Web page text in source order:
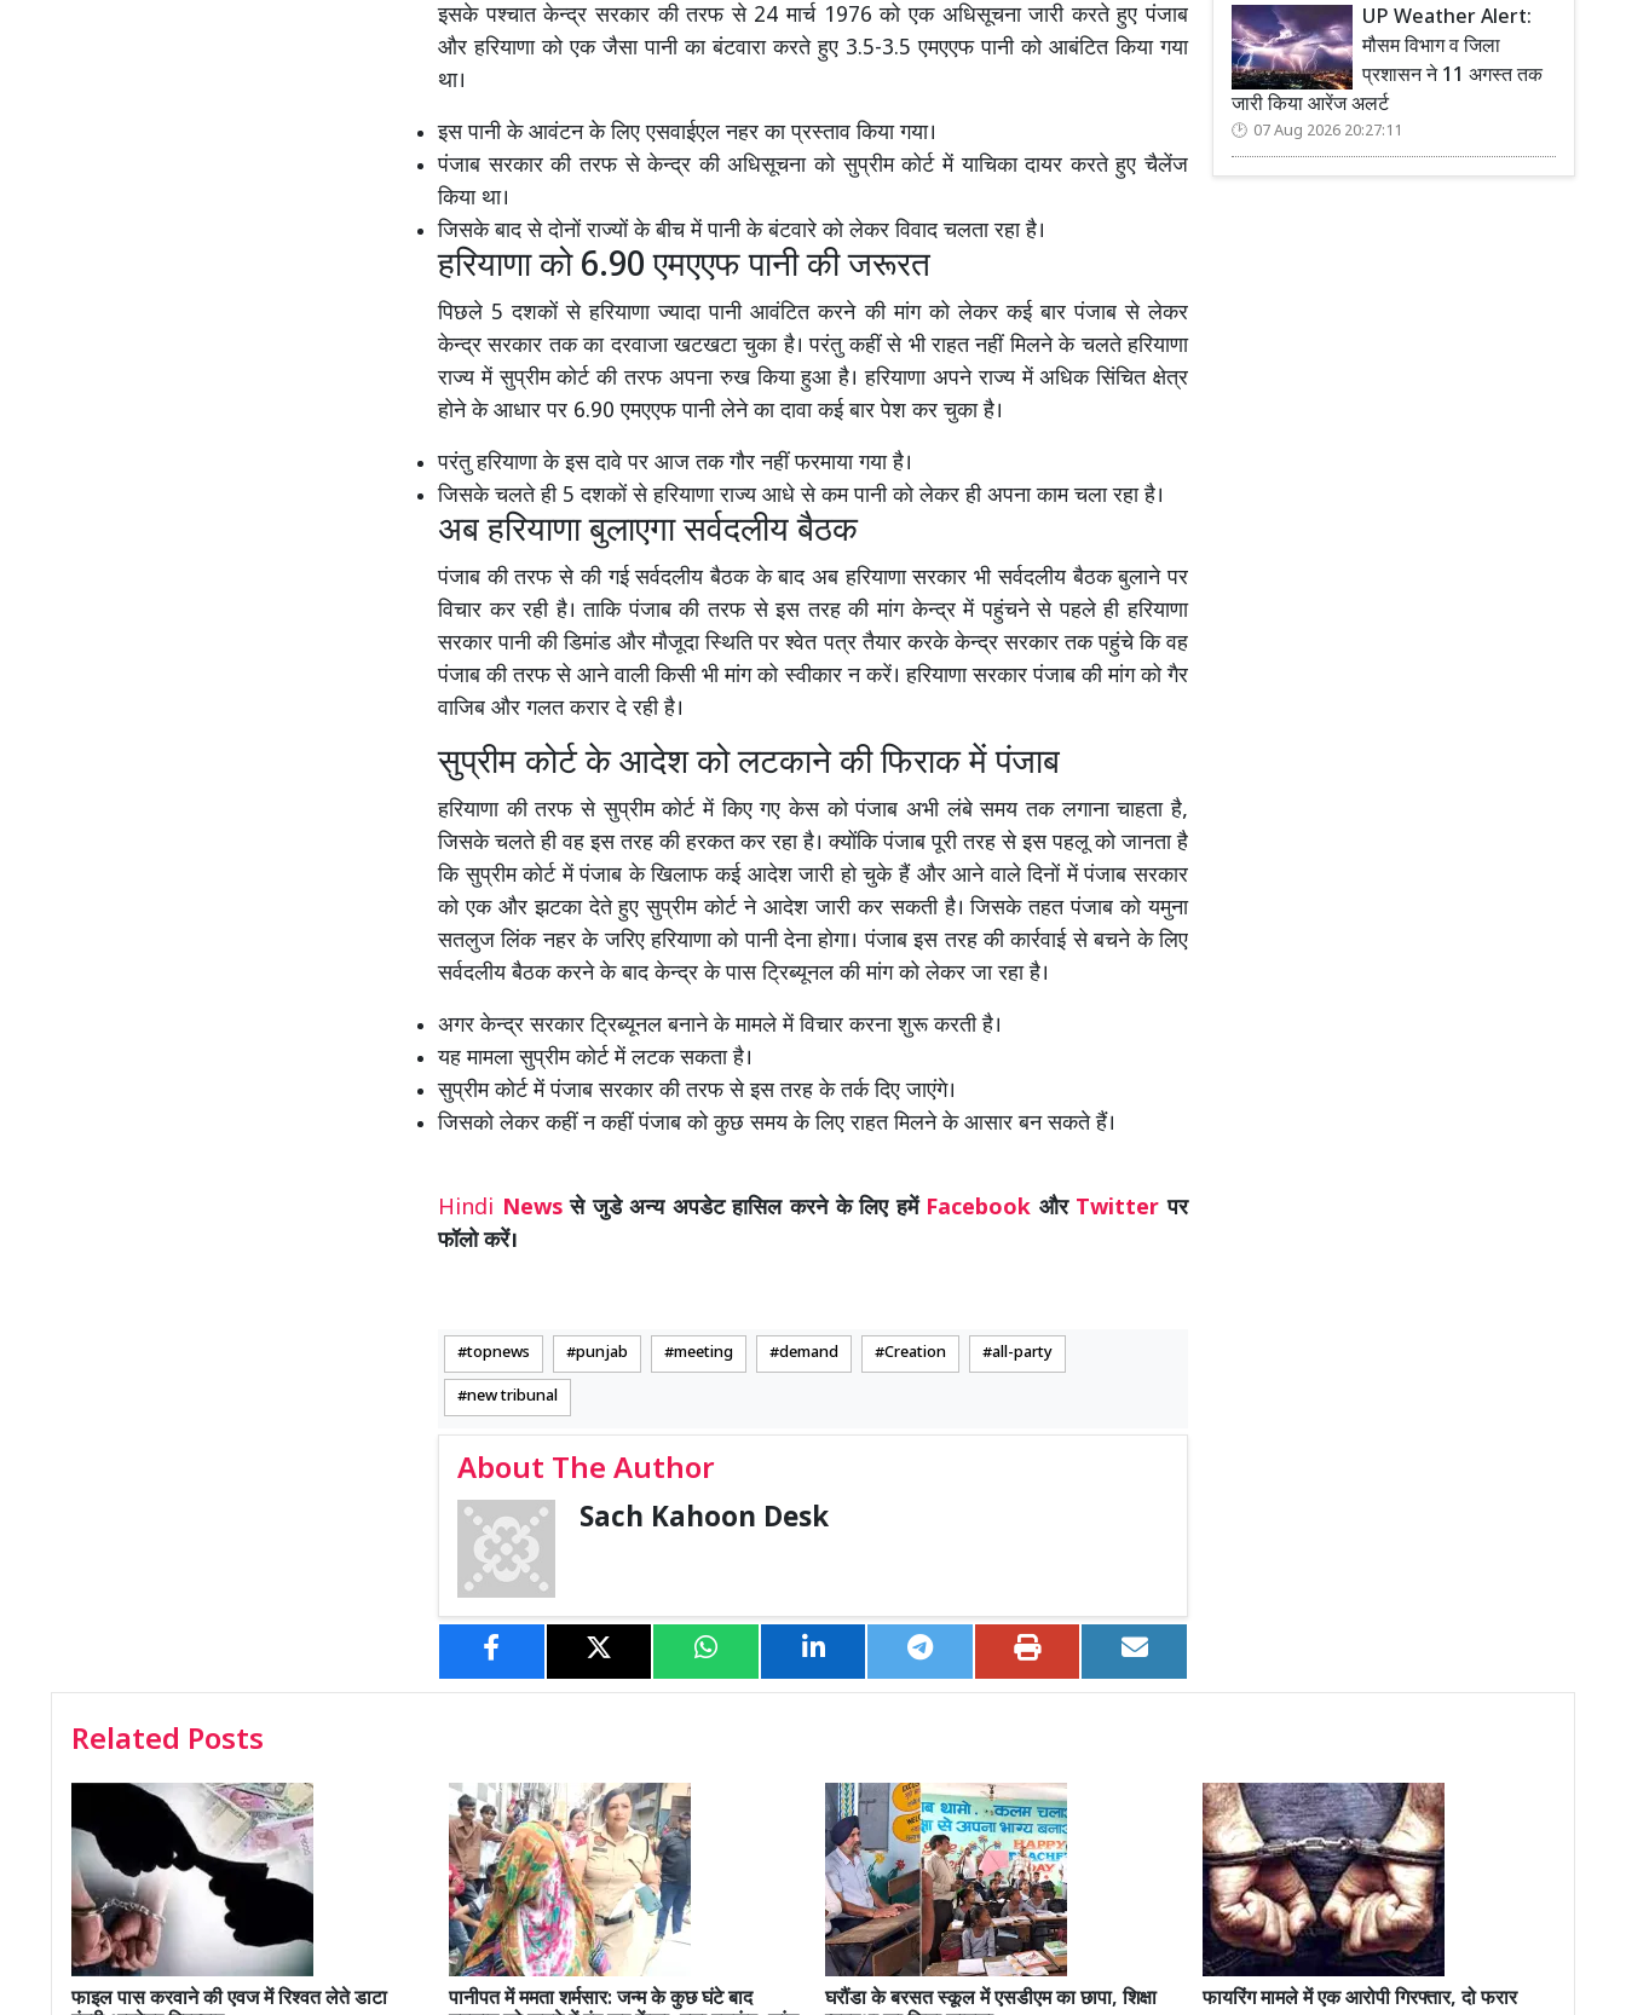
इसके पश्चात केन्द्र सरकार की तरफ से 24 मार्च 1976 को एक अधिसूचना जारी करते हुए पंजाब
और हरियाणा को एक जैसा पानी का बंटवारा करते हुए 3.5-3.5 एमएएफ पानी को आबंटित किया गया
था।
इस पानी के आवंटन के लिए एसवाईएल नहर का प्रस्ताव किया गया।
पंजाब सरकार की तरफ से केन्द्र की अधिसूचना को सुप्रीम कोर्ट में याचिका दायर करते हुए चैलेंज
किया था।
जिसके बाद से दोनों राज्यों के बीच में पानी के बंटवारे को लेकर विवाद चलता रहा है।
हरियाणा को 6.90 एमएएफ पानी की जरूरत
पिछले 5 दशकों से हरियाणा ज्यादा पानी आवंटित करने की मांग को लेकर कई बार पंजाब से लेकर
केन्द्र सरकार तक का दरवाजा खटखटा चुका है। परंतु कहीं से भी राहत नहीं मिलने के चलते हरियाणा
राज्य में सुप्रीम कोर्ट की तरफ अपना रुख किया हुआ है। हरियाणा अपने राज्य में अधिक सिंचित क्षेत्र
होने के आधार पर 6.90 एमएएफ पानी लेने का दावा कई बार पेश कर चुका है।
परंतु हरियाणा के इस दावे पर आज तक गौर नहीं फरमाया गया है।
जिसके चलते ही 5 दशकों से हरियाणा राज्य आधे से कम पानी को लेकर ही अपना काम चला रहा है।
अब हरियाणा बुलाएगा सर्वदलीय बैठक
पंजाब की तरफ से की गई सर्वदलीय बैठक के बाद अब हरियाणा सरकार भी सर्वदलीय बैठक बुलाने पर
विचार कर रही है। ताकि पंजाब की तरफ से इस तरह की मांग केन्द्र में पहुंचने से पहले ही हरियाणा
सरकार पानी की डिमांड और मौजूदा स्थिति पर श्वेत पत्र तैयार करके केन्द्र सरकार तक पहुंचे कि वह
पंजाब की तरफ से आने वाली किसी भी मांग को स्वीकार न करें। हरियाणा सरकार पंजाब की मांग को गैर
वाजिब और गलत करार दे रही है।
सुप्रीम कोर्ट के आदेश को लटकाने की फिराक में पंजाब
हरियाणा की तरफ से सुप्रीम कोर्ट में किए गए केस को पंजाब अभी लंबे समय तक लगाना चाहता है,
जिसके चलते ही वह इस तरह की हरकत कर रहा है। क्योंकि पंजाब पूरी तरह से इस पहलू को जानता है
कि सुप्रीम कोर्ट में पंजाब के खिलाफ कई आदेश जारी हो चुके हैं और आने वाले दिनों में पंजाब सरकार
को एक और झटका देते हुए सुप्रीम कोर्ट ने आदेश जारी कर सकती है। जिसके तहत पंजाब को यमुना
सतलुज लिंक नहर के जरिए हरियाणा को पानी देना होगा। पंजाब इस तरह की कार्रवाई से बचने के लिए
सर्वदलीय बैठक करने के बाद केन्द्र के पास ट्रिब्यूनल की मांग को लेकर जा रहा है।
अगर केन्द्र सरकार ट्रिब्यूनल बनाने के मामले में विचार करना शुरू करती है।
यह मामला सुप्रीम कोर्ट में लटक सकता है।
सुप्रीम कोर्ट में पंजाब सरकार की तरफ से इस तरह के तर्क दिए जाएंगे।
जिसको लेकर कहीं न कहीं पंजाब को कुछ समय के लिए राहत मिलने के आसार बन सकते हैं।
Hindi Newsसे जुडे अन्य अपडेट हासिल करने के लिए हमें Facebook और Twitter पर
फॉलो करें।
topnews punjab meeting demand Creation all-party
new tribunal
About The Author
Sach Kahoon Desk
UP Weather Alert:
मौसम विभाग व जिला
प्रशासन ने 11 अगस्त तक
जारी किया आरेंज अलर्ट
07 Aug 2026 20:27:11
Related Posts
फाइल पास करवाने की एवज में रिश्वत लेते डाटा
पानीपत में ममता शर्मसार: जन्म के कुछ घंटे बाद
घरौंडा के बरसत स्कूल में एसडीएम का छापा, शिक्षा
फायरिंग मामले में एक आरोपी गिरफ्तार, दो फरार